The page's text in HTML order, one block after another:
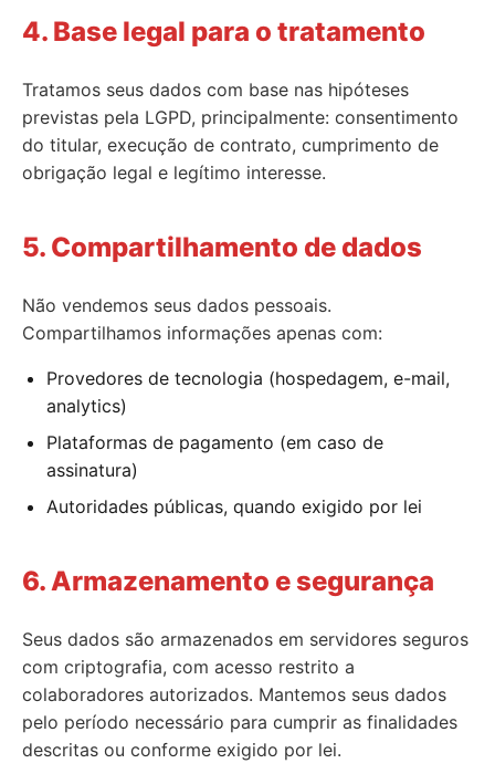
4. Base legal para o tratamento
Tratamos seus dados com base nas hipóteses
previstas pela LGPD, principalmente: consentimento
do titular, execução de contrato, cumprimento de
obrigação legal e legítimo interesse.
5. Compartilhamento de dados
Não vendemos seus dados pessoais.
Compartilhamos informações apenas com:
Provedores de tecnologia (hospedagem, e-mail,
analytics)
Plataformas de pagamento (em caso de
assinatura)
Autoridades públicas, quando exigido por lei
6. Armazenamento e segurança
Seus dados são armazenados em servidores seguros
com criptografia, com acesso restrito a
colaboradores autorizados. Mantemos seus dados
pelo período necessário para cumprir as finalidades
descritas ou conforme exigido por lei.